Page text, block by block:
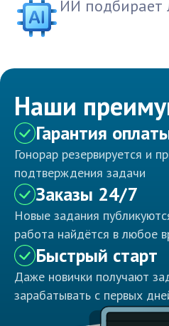
ИИ подбирает
Наши
Гарантия
Гонорар резервируется и
подтверждения задачи
Заказы 24/7
Новые задания
работа найдётся в любое
Быстрый старт
Даже новички получают
зарабатывать с первых